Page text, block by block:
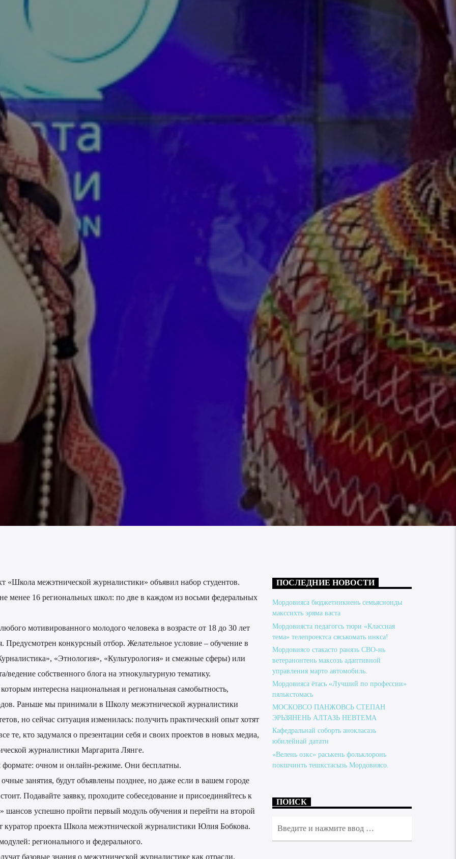
«Школа межэтнической журналистики» объявил набор студентов.
менее 16 региональных школ: по две в каждом из восьми федеральных
мотивированного молодого человека в возрасте от 18 до 30 лет
Предусмотрен конкурсный отбор. Желательное условие – обучение в
«Этнология», «Культурология» и смежные сферы) или
собственного блога на этнокультурную тематику.
интересна национальная и региональная самобытность,
Раньше мы принимали в Школу межэтнической журналистики
но сейчас ситуация изменилась: получить практический опыт хотят
те, кто задумался о презентации себя и своих проектов в новых медиа,
журналистики Маргарита Лянге.
формате: очном и онлайн-режиме. Они бесплатны.
занятия, будут объявлены позднее, но даже если в вашем городе
Подавайте заявку, проходите собеседование и присоединяйтесь к
шансов успешно пройти первый модуль обучения и перейти на второй
куратор проекта Школа межэтнической журналистики Юлия Бобкова.
регионального и федерального.
базовые знания о межэтнической журналистике как отрасли,
ПОСЛЕДНИЕ НОВОСТИ
Мордовияса бюджетникнень семьяснонды
макссихть эряма васта
Мордовияста педагогсь тюри «Классная
тема» телепроектса сяськомать инкса!
Мордовиясо стакасто ранязь СВО-нь
ветеранонтень максозь адаптивной
управления марто автомобиль.
Мордовияса ётась «Лучший по профессии»
пялькстомась
МОСКОВСО ПАНЖОВСЬ СТЕПАН
ЭРЬЗЯНЕНЬ АЛТАЗЬ НЕВТЕМА
Кафедральнай соборть анокласазь
юбилейнай датати
«Велень озкс» раськень фольклоронь
покшчинть тешкстасызь Мордовиясо.
ПОИСК